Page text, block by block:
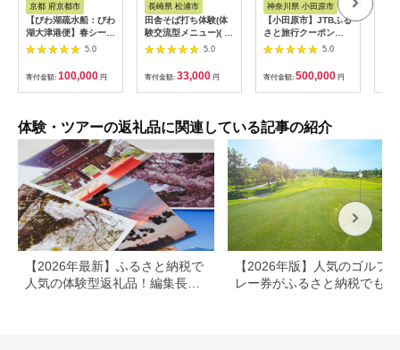
京都 府京都市
【びわ湖疏水船：びわ
湖大津港便】春シーズ
ン先行予約権（２名様
分の乗船予約の権利）
5.0
寄付金額: 100,000 円
長崎県 松浦市
田舎そば打ち体験(体
験交流型メニュー)( 体
験 田舎 自然 松浦市
そば そば打ち )【D3-
5.0
寄付金額: 33,000 円
神奈川県 小田原市
【小田原市】JTBふる
さと旅行クーポン
（150,000円分）有効
期間3年（Eメール発
行）｜予約 宿泊 観光
体験 温泉 ホテル 旅館
チケット 子供 子連れ
ンライン ネット 電話
神奈川 神奈川
5.0
寄付金額: 500,000 円
体験・ツアーの返礼品に関連している記事の紹介
【2026年最新】ふるさと納税で
人気の体験型返礼品！編集長お
【2026年版】人気のゴルフ
レー券がふるさと納税でもら